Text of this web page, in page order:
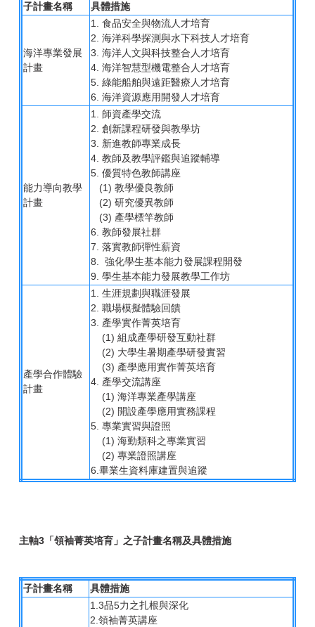
子計畫名稱 具體措施
海洋專業發展
計畫
1. 食品安全與物流人才培育
2. 海洋科學探測與水下科技人才培育
3. 海洋人文與科技整合人才培育
4. 海洋智慧型機電整合人才培育
5. 綠能船舶與遠距醫療人才培育
6. 海洋資源應用開發人才培育
能力導向教學
計畫
1. 師資產學交流
2. 創新課程研發與教學坊
3. 新進教師專業成長
4. 教師及教學評鑑與追蹤輔導
5. 優質特色教師講座
(1) 教學優良教師
(2) 研究優異教師
(3) 產學標竿教師
6. 教師發展社群
7. 落實教師彈性薪資
8. 強化學生基本能力發展課程開發
9. 學生基本能力發展教學工作坊
產學合作體驗
計畫
1. 生涯規劃與職涯發展
2. 職場模擬體驗回饋
3. 產學實作菁英培育
(1) 組成產學研發互動社群
(2) 大學生暑期產學研發實習
(3) 產學應用實作菁英培育
4. 產學交流講座
(1) 海洋專業產學講座
(2) 開設產學應用實務課程
5. 專業實習與證照
(1) 海勤類科之專業實習
(2) 專業證照講座
6.畢業生資料庫建置與追蹤
主軸3「領袖菁英培育」之子計畫名稱及具體措施
子計畫名稱 具體措施
1.3品5力之扎根與深化
2.領袖菁英講座